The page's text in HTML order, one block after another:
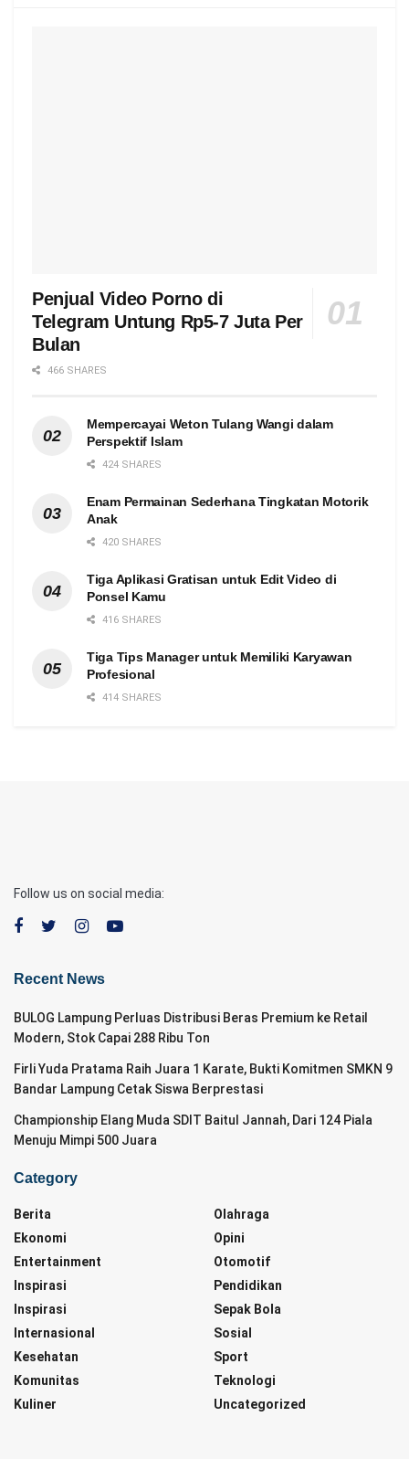
Penjual Video Porno di
Telegram Untung Rp5-7 Juta Per
Bulan
466 SHARES
Mempercayai Weton Tulang Wangi dalam
Perspektif Islam
424 SHARES
Enam Permainan Sederhana Tingkatan Motorik
Anak
420 SHARES
Tiga Aplikasi Gratisan untuk Edit Video di
Ponsel Kamu
416 SHARES
Tiga Tips Manager untuk Memiliki Karyawan
Profesional
414 SHARES
Follow us on social media:
Recent News
BULOG Lampung Perluas Distribusi Beras Premium ke Retail
Modern, Stok Capai 288 Ribu Ton
Firli Yuda Pratama Raih Juara 1 Karate, Bukti Komitmen SMKN 9
Bandar Lampung Cetak Siswa Berprestasi
Championship Elang Muda SDIT Baitul Jannah, Dari 124 Piala
Menuju Mimpi 500 Juara
Category
Berita
Ekonomi
Entertainment
Inspirasi
Inspirasi
Internasional
Kesehatan
Komunitas
Kuliner
Olahraga
Opini
Otomotif
Pendidikan
Sepak Bola
Sosial
Sport
Teknologi
Uncategorized